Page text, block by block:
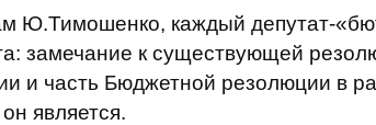
Ю.Тимошенко, каждый депутат-
замечание к существующей
и часть Бюджетной резолюции в
является.